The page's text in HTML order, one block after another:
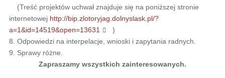
(Treść projektów uchwał znajduje się na poniższej stronie
internetowej http://bip.zlotoryjag.dolnyslask.pl/?
a=1&id=14519&open=13631
)
8. Odpowiedzi na interpelacje, wnioski i zapytania radnych.
9. Sprawy różne.
Zapraszamy wszystkich zainteresowanych.